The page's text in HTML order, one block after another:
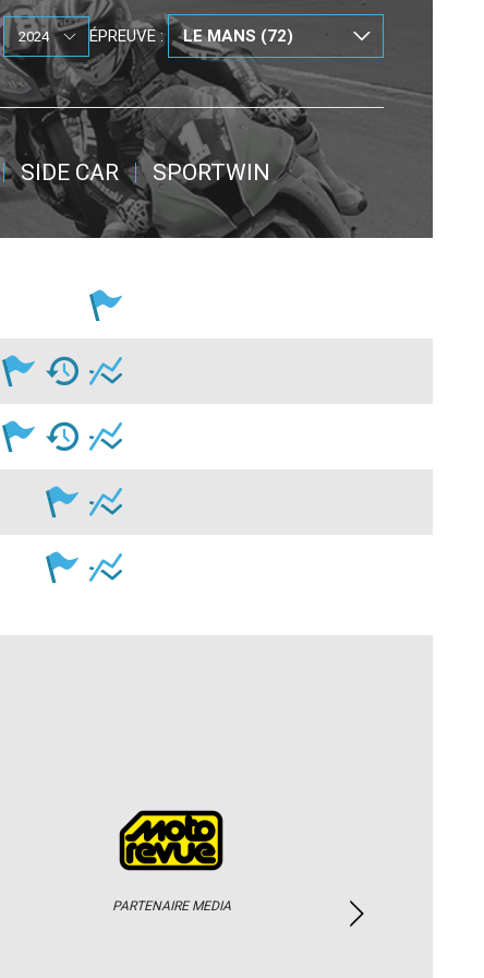
ÉPREUVE :
SIDE CAR SPORTWIN
PARTENAIRE MEDIA